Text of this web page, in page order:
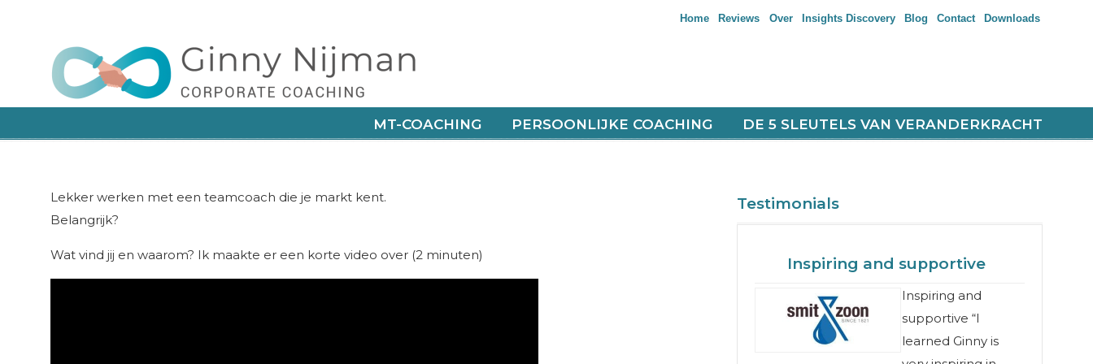
Home Reviews Over Insights Discovery Blog Contact Downloads
Leert manager, team en organisatie hoe je met ‘soft skills’ keihard resultaat haalt
MT-COACHING PERSOONLIJKE COACHING DE 5 SLEUTELS VAN VERANDERKRACHT
Lekker werken met een teamcoach die je markt kent.
Belangrijk?
Wat vind jij en waarom? Ik maakte er een korte video over (2 minuten)
Testimonials
Inspiring and supportive
Inspiring and
supportive “I
learned Ginny is